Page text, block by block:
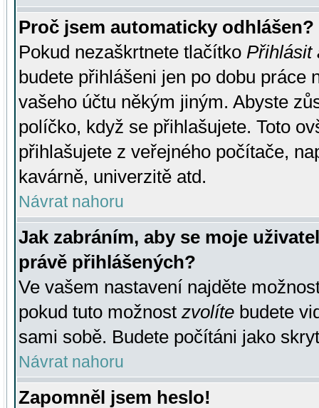
Proč jsem automaticky odhlášen?
Pokud nezaškrtnete tlačítko Přihlásit
budete přihlášeni jen po dobu práce
vašeho účtu někým jiným. Abyste
políčko, když se přihlašujete. Toto
přihlašujete z veřejného počítače,
kavárně, univerzitě atd.
Návrat nahoru
Jak zabráním, aby se moje
právě přihlášených?
Ve vašem nastavení najděte
pokud tuto možnost zvolíte budete
sami sobě. Budete počítáni jako
Návrat nahoru
Zapomněl jsem heslo!